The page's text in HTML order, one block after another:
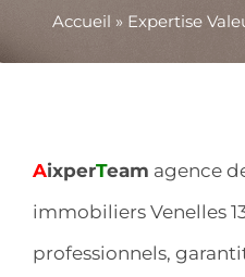
Accueil » Expertise
AixperTeam agence
immobiliers Venelles
professionnels,